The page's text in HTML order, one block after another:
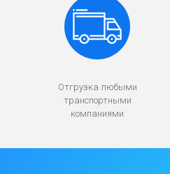
Отгрузка любыми
транспортными
компаниями